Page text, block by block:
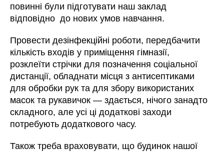
повинні були підготувати наш заклад
відповідно до нових умов навчання.
Провести дезінфекційні роботи, передбачити
кількість входів у приміщення гімназії,
розклеїти стрічки для позначення соціальної
дистанції, обладнати місця з антисептиками
для обробки рук та для збору використаних
масок та рукавичок — здається, нічого занадто
складного, але усі ці додаткові заходи
потребують додаткового часу.
Також треба враховувати, що будинок нашої